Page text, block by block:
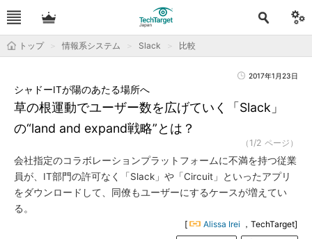
トップ 情報系システム Slack 比較
2017年1月23日
草の根運動でユーザー数を広げていく「Slack」
の“land and expand戦略”とは？
シャドーITが陽のあたる場所へ
（1/2 ページ）
会社指定のコラボレーションプラットフォームに不満を持つ従業
員が、IT部門の許可なく「Slack」や「Circuit」といったアプリ
をダウンロードして、同僚もユーザーにするケースが増えてい
る。
[ Alissa Irei ，TechTarget]